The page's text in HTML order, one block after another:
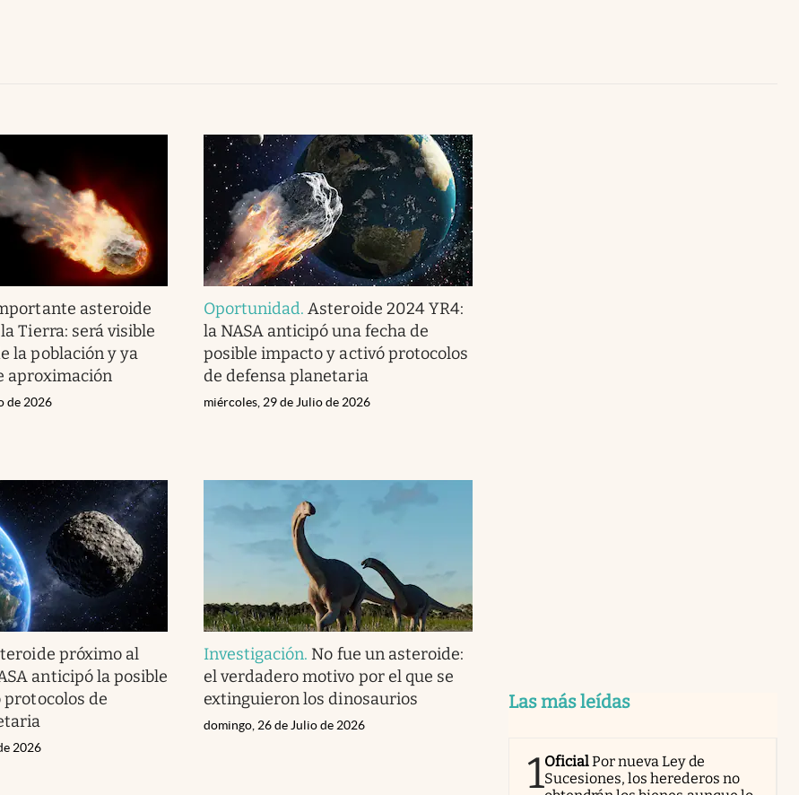
asteroide
Tierra: será visible
la población y ya
aproximación
de 2026
Oportunidad.Asteroide 2024 YR4:
la NASA anticipó una fecha de
posible impacto y activó protocolos
de defensa planetaria
miércoles, 29 de Julio de 2026
próximo al
anticipó la posible
protocolos de
2026
Investigación. No fue un asteroide:
el verdadero motivo por el que se
extinguieron los dinosaurios
domingo, 26 de Julio de 2026
Las más leídas
1OficialPor nueva Ley de
Sucesiones, los herederos no